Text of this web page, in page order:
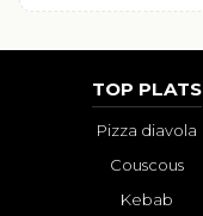
TOP PLATS
Pizza diavola
Couscous
Kebab